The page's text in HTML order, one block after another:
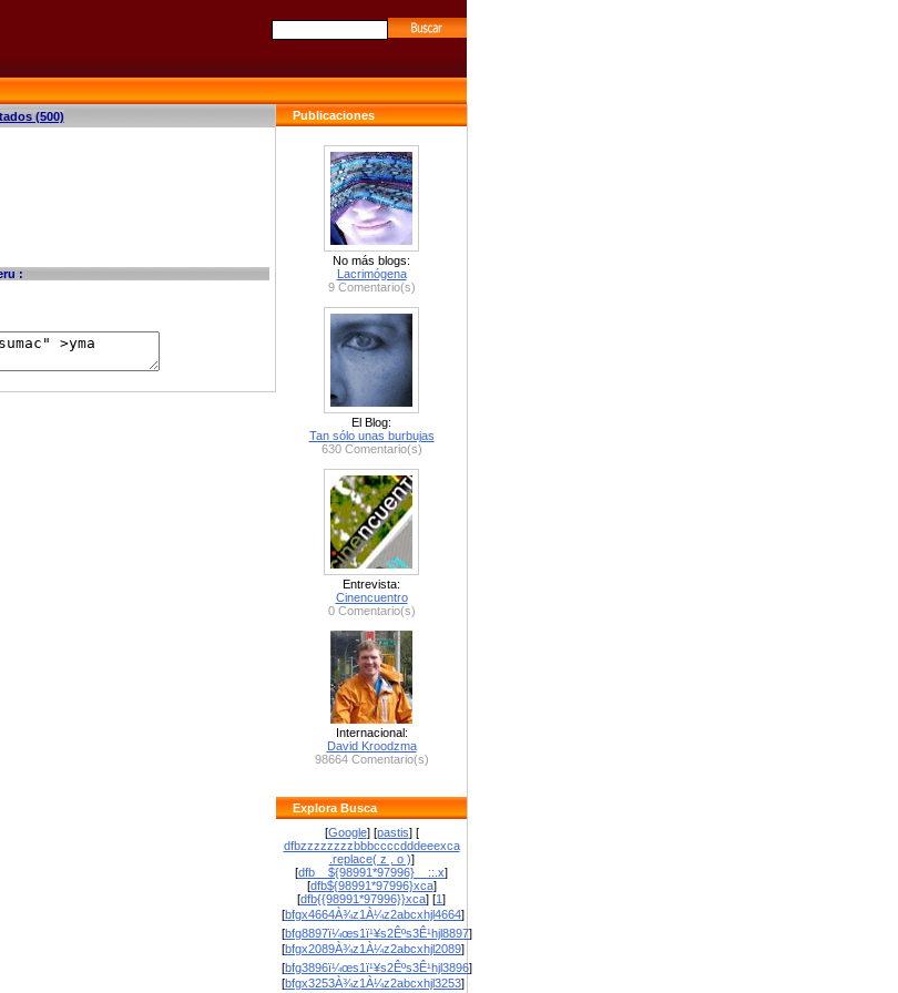
Publicaciones
No más blogs:
Lacrimógena
9 Comentario(s)
El Blog:
Tan sólo unas burbujas
630 Comentario(s)
Entrevista:
Cinencuentro
0 Comentario(s)
Internacional:
David Kroodzma
98664 Comentario(s)
Explora Busca
[Google] [pastis] [
dfbzzzzzzzzbbbccccdddeeexca
.replace( z , o )]
[dfb__${98991*97996}__::.x]
[dfb${98991*97996}xca]
[dfb{{98991*97996}}xca] [1]
[bfgx4664À¾z1À¼z2abcxhjl4664]
[bfg8897ï¼œs1ï¹¥s2Êºs3Ê¹hjl8897]
[bfgx2089À¾z1À¼z2abcxhjl2089]
[bfg3896ï¼œs1ï¹¥s2Êºs3Ê¹hjl3896]
[bfgx3253À¾z1À¼z2abcxhjl3253]
(500)
: